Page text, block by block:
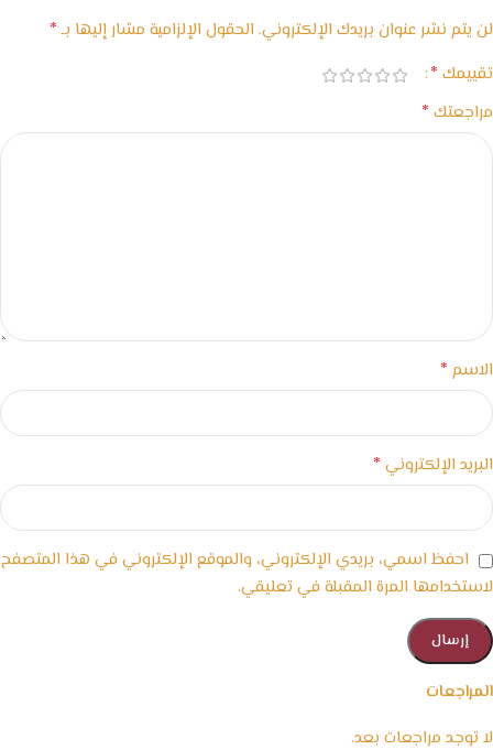
المراجعات
لا توجد مراجعات بعد.
لن يتم نشر عنوان بريدك الإلكتروني. الحقول الإلزامية مشار إليها بـ*
تقييمك *
مراجعتك *
الاسم *
البريد الإلكتروني *
احفظ اسمي، بريدي الإلكتروني، والموقع الإلكتروني في هذا المتصفح
لاستخدامها المرة المقبلة في تعليقي.